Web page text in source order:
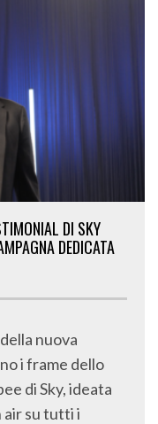
DI SKY
DEDICATA
nuova
i frame dello
di Sky, ideata
air su tutti i